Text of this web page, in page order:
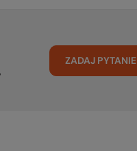
ZADAJ PYTANIE